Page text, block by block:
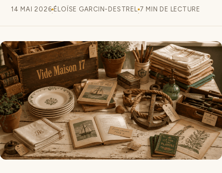
Déco
14 MAI 2026·ÉLOÏSE GARCIN-DESTREL·7 MIN DE LECTURE